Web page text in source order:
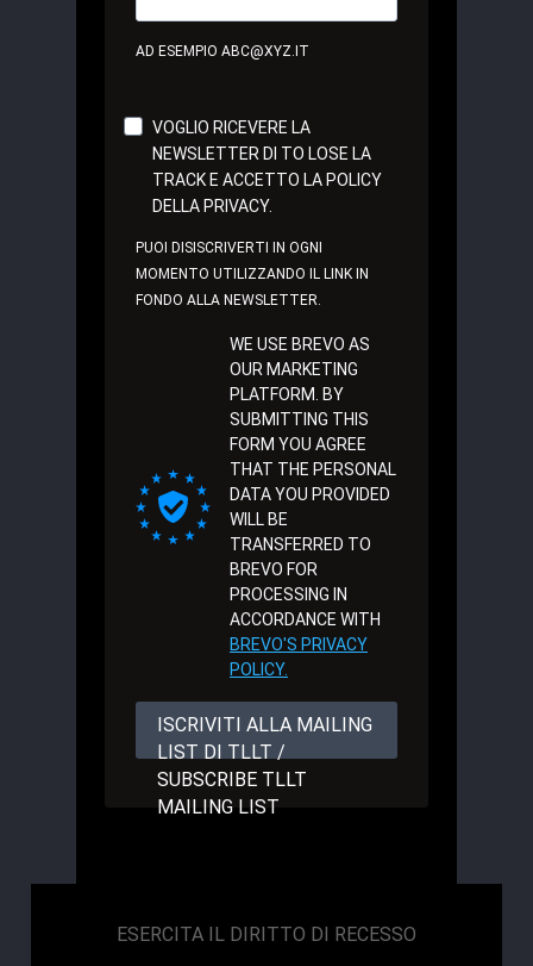
AD ESEMPIO ABC@XYZ.IT
VOGLIO RICEVERE LA
NEWSLETTER DI TO LOSE LA
TRACK E ACCETTO LA POLICY
DELLA PRIVACY.
PUOI DISISCRIVERTI IN OGNI
MOMENTO UTILIZZANDO IL LINK IN
FONDO ALLA NEWSLETTER.
WE USE BREVO AS
OUR MARKETING
PLATFORM. BY
SUBMITTING THIS
FORM YOU AGREE
THAT THE PERSONAL
DATA YOU PROVIDED
WILL BE
TRANSFERRED TO
BREVO FOR
PROCESSING IN
ACCORDANCE WITH
BREVO'S PRIVACY
POLICY.
ISCRIVITI ALLA MAILING
LIST DI TLLT /
SUBSCRIBE TLLT
MAILING LIST
ESERCITA IL DIRITTO DI RECESSO